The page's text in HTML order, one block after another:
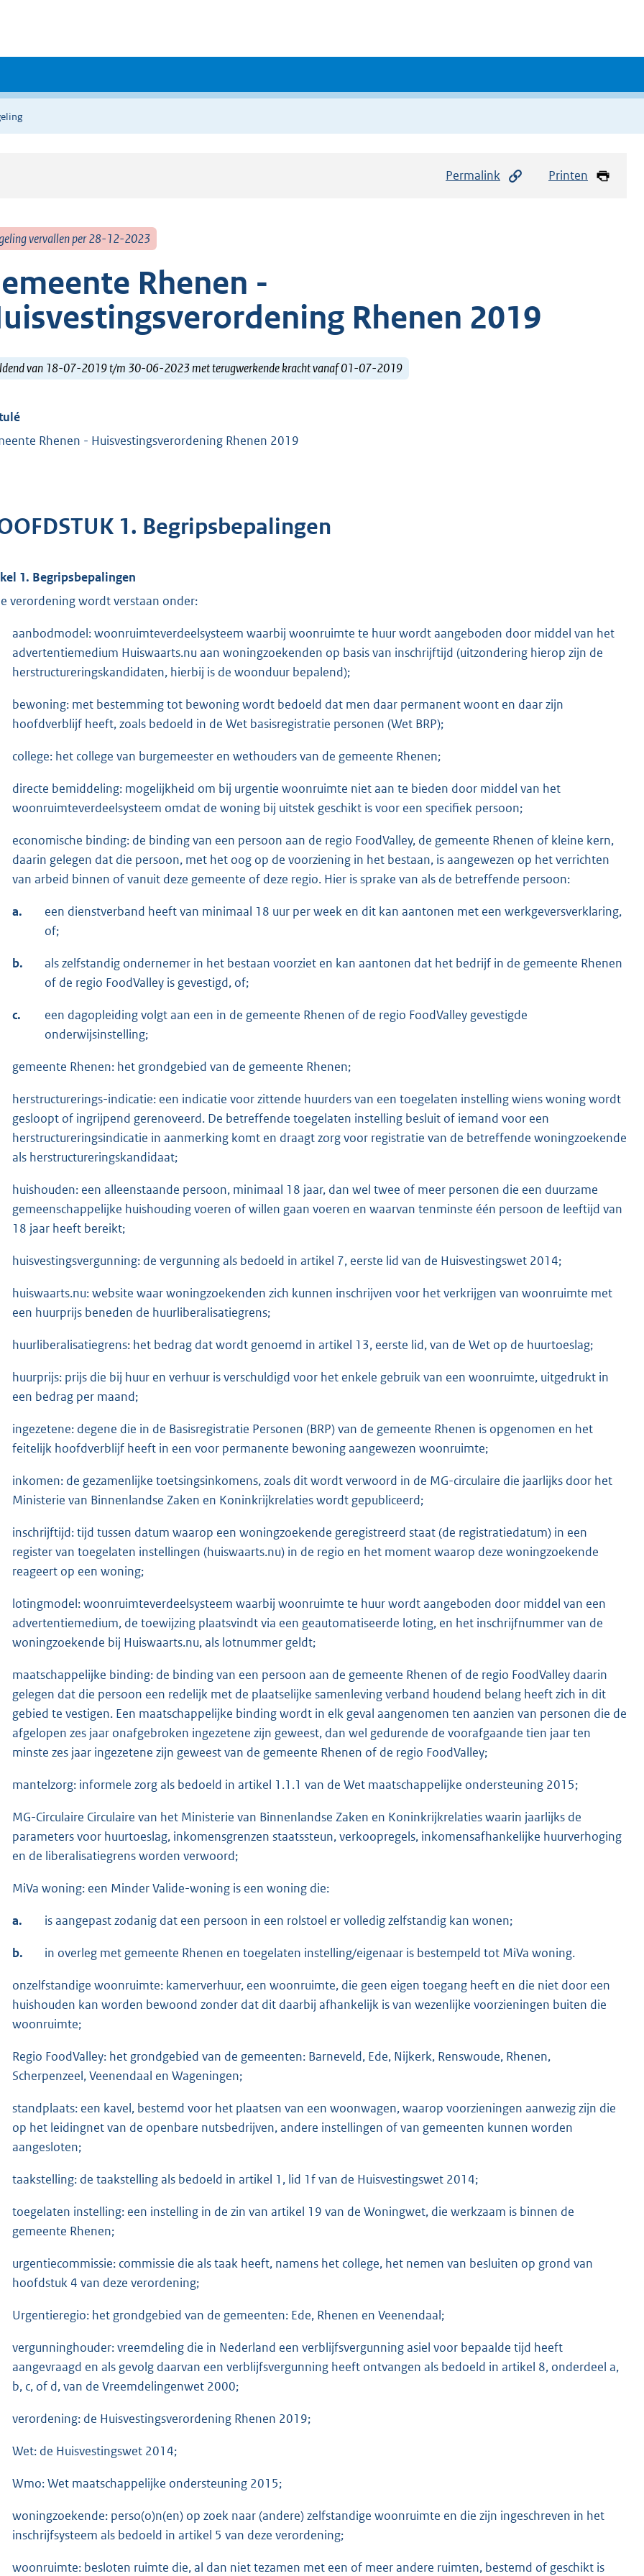
Permalink Printen
vervallen per 28-12-2023
Rhenen -
Rhenen 2019
van 18-07-2019 t/m 30-06-2023 met terugwerkende kracht vanaf 01-07-2019
Rhenen - Huisvestingsverordening Rhenen 2019
1. Begripsbepalingen
1. Begripsbepalingen
verordening wordt verstaan onder:
aanbodmodel: woonruimteverdeelsysteem waarbij woonruimte te huur wordt aangeboden door middel van het
advertentiemedium Huiswaarts.nu aan woningzoekenden op basis van inschrijftijd (uitzondering hierop zijn de
herstructureringskandidaten, hierbij is de woonduur bepalend);
bewoning: met bestemming tot bewoning wordt bedoeld dat men daar permanent woont en daar zijn
hoofdverblijf heeft, zoals bedoeld in de Wet basisregistratie personen (Wet BRP);
college: het college van burgemeester en wethouders van de gemeente Rhenen;
directe bemiddeling: mogelijkheid om bij urgentie woonruimte niet aan te bieden door middel van het
woonruimteverdeelsysteem omdat de woning bij uitstek geschikt is voor een specifiek persoon;
economische binding: de binding van een persoon aan de regio FoodValley, de gemeente Rhenen of kleine kern,
daarin gelegen dat die persoon, met het oog op de voorziening in het bestaan, is aangewezen op het verrichten
van arbeid binnen of vanuit deze gemeente of deze regio. Hier is sprake van als de betreffende persoon:
a.
een dienstverband heeft van minimaal 18 uur per week en dit kan aantonen met een werkgeversverklaring,
of;
b.
als zelfstandig ondernemer in het bestaan voorziet en kan aantonen dat het bedrijf in de gemeente Rhenen
of de regio FoodValley is gevestigd, of;
c.
een dagopleiding volgt aan een in de gemeente Rhenen of de regio FoodValley gevestigde
onderwijsinstelling;
gemeente Rhenen: het grondgebied van de gemeente Rhenen;
herstructurerings-indicatie: een indicatie voor zittende huurders van een toegelaten instelling wiens woning wordt
gesloopt of ingrijpend gerenoveerd. De betreffende toegelaten instelling besluit of iemand voor een
herstructureringsindicatie in aanmerking komt en draagt zorg voor registratie van de betreffende woningzoekende
als herstructureringskandidaat;
huishouden: een alleenstaande persoon, minimaal 18 jaar, dan wel twee of meer personen die een duurzame
gemeenschappelijke huishouding voeren of willen gaan voeren en waarvan tenminste één persoon de leeftijd van
18 jaar heeft bereikt;
huisvestingsvergunning: de vergunning als bedoeld in artikel 7, eerste lid van de Huisvestingswet 2014;
huiswaarts.nu: website waar woningzoekenden zich kunnen inschrijven voor het verkrijgen van woonruimte met
een huurprijs beneden de huurliberalisatiegrens;
huurliberalisatiegrens: het bedrag dat wordt genoemd in artikel 13, eerste lid, van de Wet op de huurtoeslag;
huurprijs: prijs die bij huur en verhuur is verschuldigd voor het enkele gebruik van een woonruimte, uitgedrukt in
een bedrag per maand;
ingezetene: degene die in de Basisregistratie Personen (BRP) van de gemeente Rhenen is opgenomen en het
feitelijk hoofdverblijf heeft in een voor permanente bewoning aangewezen woonruimte;
inkomen: de gezamenlijke toetsingsinkomens, zoals dit wordt verwoord in de MG-circulaire die jaarlijks door het
Ministerie van Binnenlandse Zaken en Koninkrijkrelaties wordt gepubliceerd;
inschrijftijd: tijd tussen datum waarop een woningzoekende geregistreerd staat (de registratiedatum) in een
register van toegelaten instellingen (huiswaarts.nu) in de regio en het moment waarop deze woningzoekende
reageert op een woning;
lotingmodel: woonruimteverdeelsysteem waarbij woonruimte te huur wordt aangeboden door middel van een
advertentiemedium, de toewijzing plaatsvindt via een geautomatiseerde loting, en het inschrijfnummer van de
woningzoekende bij Huiswaarts.nu, als lotnummer geldt;
maatschappelijke binding: de binding van een persoon aan de gemeente Rhenen of de regio FoodValley daarin
gelegen dat die persoon een redelijk met de plaatselijke samenleving verband houdend belang heeft zich in dit
gebied te vestigen. Een maatschappelijke binding wordt in elk geval aangenomen ten aanzien van personen die de
afgelopen zes jaar onafgebroken ingezetene zijn geweest, dan wel gedurende de voorafgaande tien jaar ten
minste zes jaar ingezetene zijn geweest van de gemeente Rhenen of de regio FoodValley;
mantelzorg: informele zorg als bedoeld in artikel 1.1.1 van de Wet maatschappelijke ondersteuning 2015;
MG-Circulaire Circulaire van het Ministerie van Binnenlandse Zaken en Koninkrijkrelaties waarin jaarlijks de
parameters voor huurtoeslag, inkomensgrenzen staatssteun, verkoopregels, inkomensafhankelijke huurverhoging
en de liberalisatiegrens worden verwoord;
MiVa woning: een Minder Valide-woning is een woning die:
a. is aangepast zodanig dat een persoon in een rolstoel er volledig zelfstandig kan wonen;
b. in overleg met gemeente Rhenen en toegelaten instelling/eigenaar is bestempeld tot MiVa woning.
onzelfstandige woonruimte: kamerverhuur, een woonruimte, die geen eigen toegang heeft en die niet door een
huishouden kan worden bewoond zonder dat dit daarbij afhankelijk is van wezenlijke voorzieningen buiten die
woonruimte;
Regio FoodValley: het grondgebied van de gemeenten: Barneveld, Ede, Nijkerk, Renswoude, Rhenen,
Scherpenzeel, Veenendaal en Wageningen;
standplaats: een kavel, bestemd voor het plaatsen van een woonwagen, waarop voorzieningen aanwezig zijn die
op het leidingnet van de openbare nutsbedrijven, andere instellingen of van gemeenten kunnen worden
aangesloten;
taakstelling: de taakstelling als bedoeld in artikel 1, lid 1f van de Huisvestingswet 2014;
toegelaten instelling: een instelling in de zin van artikel 19 van de Woningwet, die werkzaam is binnen de
gemeente Rhenen;
urgentiecommissie: commissie die als taak heeft, namens het college, het nemen van besluiten op grond van
hoofdstuk 4 van deze verordening;
Urgentieregio: het grondgebied van de gemeenten: Ede, Rhenen en Veenendaal;
vergunninghouder: vreemdeling die in Nederland een verblijfsvergunning asiel voor bepaalde tijd heeft
aangevraagd en als gevolg daarvan een verblijfsvergunning heeft ontvangen als bedoeld in artikel 8, onderdeel a,
b, c, of d, van de Vreemdelingenwet 2000;
verordening: de Huisvestingsverordening Rhenen 2019;
Wet: de Huisvestingswet 2014;
Wmo: Wet maatschappelijke ondersteuning 2015;
woningzoekende: perso(o)n(en) op zoek naar (andere) zelfstandige woonruimte en die zijn ingeschreven in het
inschrijfsysteem als bedoeld in artikel 5 van deze verordening;
woonruimte: besloten ruimte die, al dan niet tezamen met een of meer andere ruimten, bestemd of geschikt is